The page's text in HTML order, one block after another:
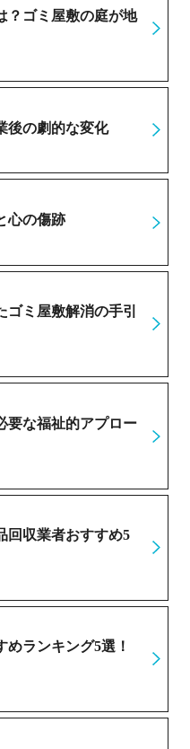
？ゴミ屋敷の庭が地
後の劇的な変化
心の傷跡
ミ屋敷解消の手引
要な福祉的アプロー
回収業者おすすめ5
ランキング5選！